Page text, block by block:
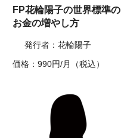
FP花輪陽子の世界標準の
お金の増やし方
発行者：花輪陽子
価格：990円/月（税込）